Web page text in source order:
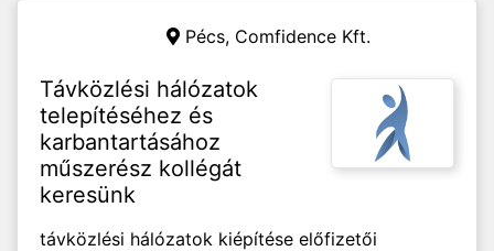
Pécs, Comfidence Kft.
Távközlési hálózatok
telepítéséhez és
karbantartásához
műszerész kollégát
keresünk
távközlési hálózatok kiépítése előfizetői